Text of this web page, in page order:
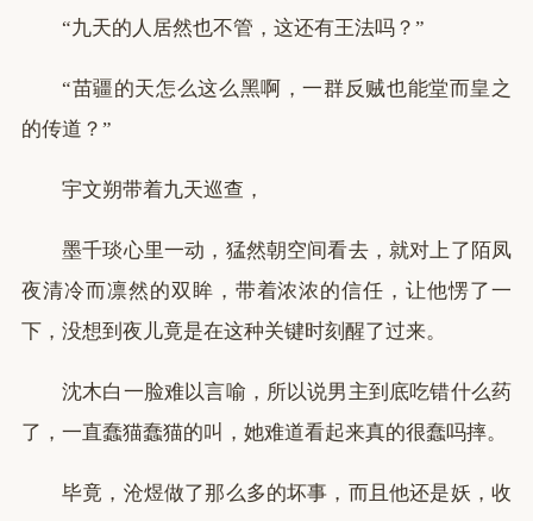
“九天的人居然也不管，这还有王法吗？”
“苗疆的天怎么这么黑啊，一群反贼也能堂而皇之
的传道？”
宇文朔带着九天巡查，
墨千琰心里一动，猛然朝空间看去，就对上了陌凤
夜清冷而凛然的双眸，带着浓浓的信任，让他愣了一
下，没想到夜儿竟是在这种关键时刻醒了过来。
沈木白一脸难以言喻，所以说男主到底吃错什么药
了，一直蠢猫蠢猫的叫，她难道看起来真的很蠢吗摔。
毕竟，沧煜做了那么多的坏事，而且他还是妖，收